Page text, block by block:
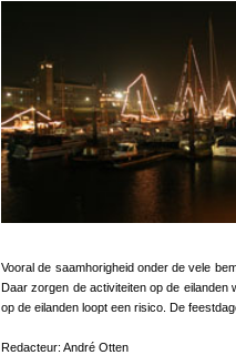
Vooral de saamhorigheid onder de vele
Daar zorgen de activiteiten op de
op de eilanden loopt een risico. De
Redacteur: André Otten